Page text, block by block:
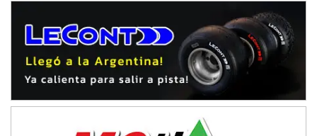
NORESTE SANTAFESINO - F6
Avellaneda (Santa Fe)
José Samuel Sánchez (Tierra)